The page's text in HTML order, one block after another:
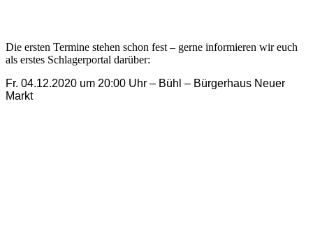
Die ersten Termine stehen schon fest – gerne informieren wir euch
als erstes Schlagerportal darüber:
Fr. 04.12.2020 um 20:00 Uhr – Bühl – Bürgerhaus Neuer
Markt